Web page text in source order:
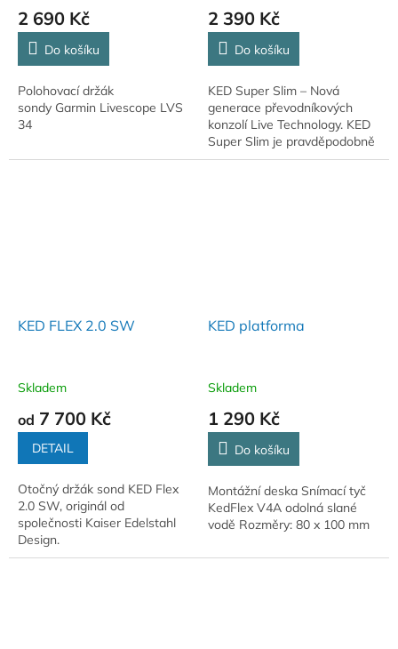
2 690 Kč
Do košíku
Polohovací držák
sondy Garmin Livescope LVS
34
2 390 Kč
Do košíku
KED Super Slim – Nová
generace převodníkových
konzolí Live Technology. KED
Super Slim je pravděpodobně
nejúčinnější převodní konzolí
KED FLEX 2.0 SW
Skladem
od 7 700 Kč
DETAIL
Otočný držák sond KED Flex
2.0 SW, originál od
společnosti Kaiser Edelstahl
Design.
KED platforma
Skladem
1 290 Kč
Do košíku
Montážní deska Snímací tyč
KedFlex V4A odolná slané
vodě Rozměry: 80 x 100 mm